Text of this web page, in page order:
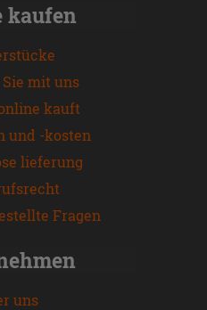
kaufen
mit uns
kauft
und -kosten
lieferung
Fragen
uns